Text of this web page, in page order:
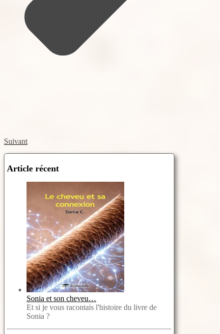
Suivant
Article récent
Sonia et son cheveu…
Et si je vous racontais l'histoire du livre de
Sonia ?